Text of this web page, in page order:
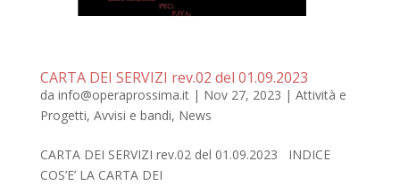
CARTA DEI SERVIZI rev.02 del 01.09.2023
da info@operaprossima.it| Nov 27, 2023 | Attività e
Progetti, Avvisi e bandi, News
CARTA DEI SERVIZI rev.02 del 01.09.2023 INDICE
COS’E’ LA CARTA DEI